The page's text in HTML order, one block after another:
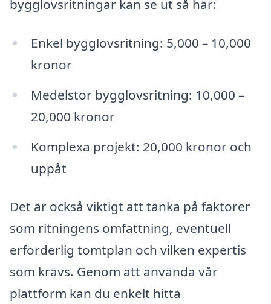
bygglovsritningar kan se ut så här:
Enkel bygglovsritning: 5,000 – 10,000
kronor
Medelstor bygglovsritning: 10,000 –
20,000 kronor
Komplexa projekt: 20,000 kronor och
uppåt
Det är också viktigt att tänka på faktorer
som ritningens omfattning, eventuell
erforderlig tomtplan och vilken expertis
som krävs. Genom att använda vår
plattform kan du enkelt hitta